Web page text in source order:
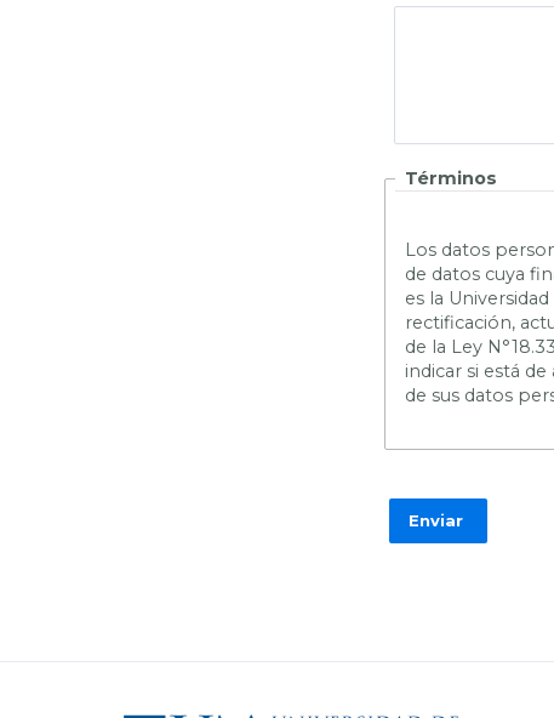
Términos
Los datos
de datos cuya
es la
rectificación,
de la Ley
indicar si está
de sus datos